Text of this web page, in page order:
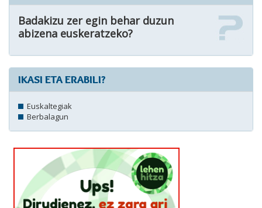
Badakizu zer egin behar duzun
abizena euskeratzeko?
IKASI ETA ERABILI?
Euskaltegiak
Berbalagun